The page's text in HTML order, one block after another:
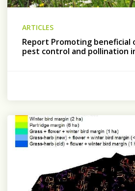
ARTICLES
Report Promoting beneficial
pest control and pollination